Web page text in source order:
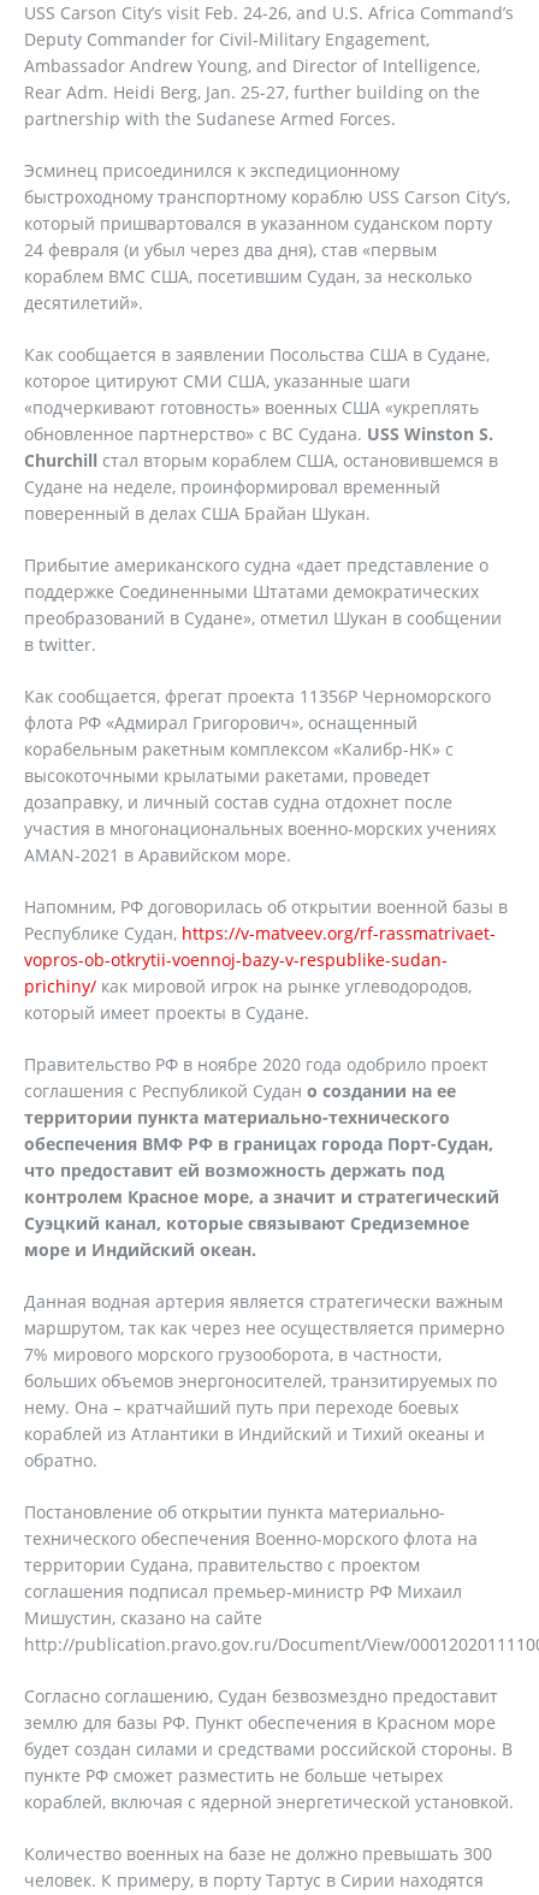
USS Carson City’s visit Feb. 24-26, and U.S. Africa Command’s
Deputy Commander for Civil-Military Engagement,
Ambassador Andrew Young, and Director of Intelligence,
Rear Adm. Heidi Berg, Jan. 25-27, further building on the
partnership with the Sudanese Armed Forces.
Эсминец присоединился к экспедиционному
быстроходному транспортному кораблю USS Carson City’s,
который пришвартовался в указанном суданском порту
24 февраля (и убыл через два дня), став «первым
кораблем ВМС США, посетившим Судан, за несколько
десятилетий».
Как сообщается в заявлении Посольства США в Судане,
которое цитируют СМИ США, указанные шаги
«подчеркивают готовность» военных США «укреплять
обновленное партнерство» с ВС Судана. USS Winston S.
Churchill стал вторым кораблем США, остановившемся в
Судане на неделе, проинформировал временный
поверенный в делах США Брайан Шукан.
Прибытие американского судна «дает представление о
поддержке Соединенными Штатами демократических
преобразований в Судане», отметил Шукан в сообщении
в twitter.
Как сообщается, фрегат проекта 11356Р Черноморского
флота РФ «Адмирал Григорович», оснащенный
корабельным ракетным комплексом «Калибр-НК» с
высокоточными крылатыми ракетами, проведет
дозаправку, и личный состав судна отдохнет после
участия в многонациональных военно-морских учениях
AMAN-2021 в Аравийском море.
Напомним, РФ договорилась об открытии военной базы в
Республике Судан, https://v-matveev.org/rf-rassmatrivaet-
vopros-ob-otkrytii-voennoj-bazy-v-respublike-sudan-
prichiny/ как мировой игрок на рынке углеводородов,
который имеет проекты в Судане.
Правительство РФ в ноябре 2020 года одобрило проект
соглашения с Республикой Судан о создании на ее
территории пункта материально-технического
обеспечения ВМФ РФ в границах города Порт-Судан,
что предоставит ей возможность держать под
контролем Красное море, а значит и стратегический
Суэцкий канал, которые связывают Средиземное
море и Индийский океан.
Данная водная артерия является стратегически важным
маршрутом, так как через нее осуществляется примерно
7% мирового морского грузооборота, в частности,
больших объемов энергоносителей, транзитируемых по
нему. Она – кратчайший путь при переходе боевых
кораблей из Атлантики в Индийский и Тихий океаны и
обратно.
Постановление об открытии пункта материально-
технического обеспечения Военно-морского флота на
территории Судана, правительство с проектом
соглашения подписал премьер-министр РФ Михаил
Мишустин, сказано на сайте
http://publication.pravo.gov.ru/Document/View/
Согласно соглашению, Судан безвозмездно предоставит
землю для базы РФ. Пункт обеспечения в Красном море
будет создан силами и средствами российской стороны. В
пункте РФ сможет разместить не больше четырех
кораблей, включая с ядерной энергетической установкой.
Количество военных на базе не должно превышать 300
человек. К примеру, в порту Тартус в Сирии находятся